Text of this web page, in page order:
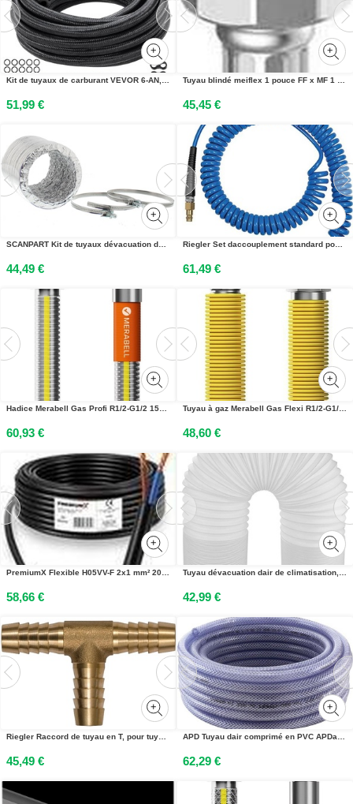
Kit de tuyaux de carburant VEVOR 6-AN, 609,6 cm Kit de tuyaux de carburant, tresse en nylon et acier inoxydable de 0,34 Kit de raccords de tuyaux huile/gaz/diesel Kit dadaptateurs à joint tournant de 12 pièces
51,99 €
Tuyau blindé meiflex 1 pouce FF x MF 1 pouce, intérieur 25 mm 500 mm 1 pouce FF x MF 1 pouce, intérieur 25 mm
45,45 €
SCANPART Kit de tuyaux dévacuation dair ALU 125mm 3,0m (1130066300)
44,49 €
Riegler Set daccouplement standard pour tuyau spiralé, PU, tuyau-Ã -12x8, 10,0 m
61,49 €
Hadice Merabell Gas Profi R1/2-G1/2 150 cm
60,93 €
Tuyau à gaz Merabell Gas Flexi R1/2-G1/2 50-100cm
48,60 €
PremiumX Flexible H05VV-F 2x1 mm² 20 mètres de câble de raccordement flexible en PVC
58,66 €
Tuyau dévacuation dair de climatisation, fil dacier PP, pliable, extensible, tuyau daération dans le sens inverse des aiguilles dune montre, filetage CCW, longueur 3 mètres, diamètre 150mm
42,99 €
Riegler Raccord de tuyau en T, pour tuyau LW 13 mm, laiton
45,49 €
APD Tuyau dair comprimé en PVC APDatec 81 Ø intérieur 9 mm Ø extérieur 15 mm - 810093050
62,29 €